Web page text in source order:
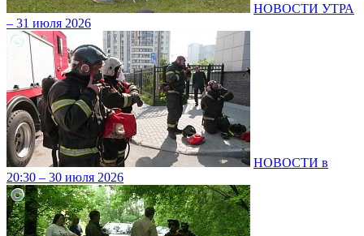
НОВОСТИ УТРА
– 31 июля 2026
НОВОСТИ в
20:30 – 30 июля 2026